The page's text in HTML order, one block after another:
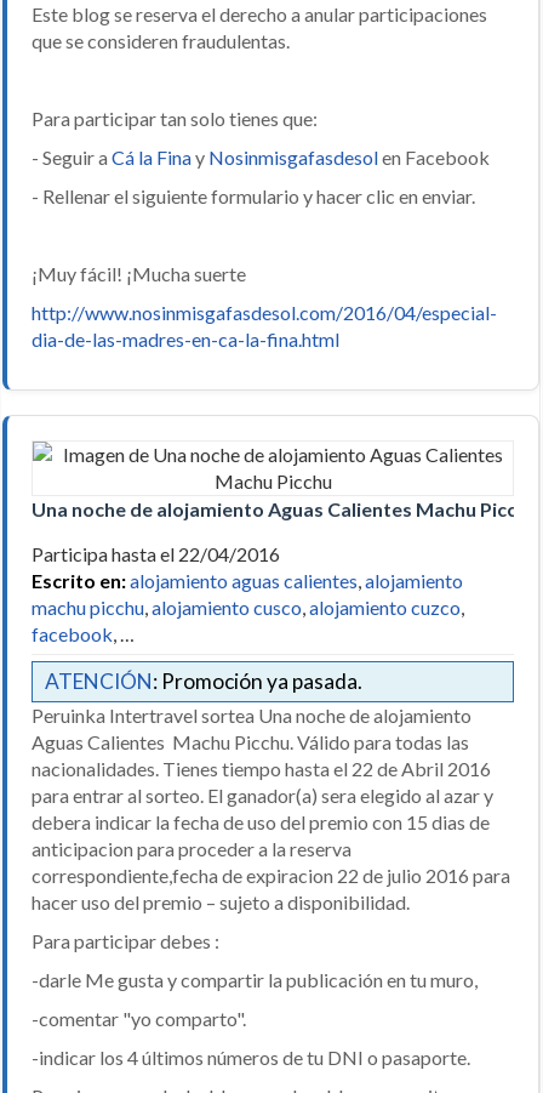
Este blog se reserva el derecho a anular participaciones
que se consideren fraudulentas.
Para participar tan solo tienes que:
- Seguir a Cá la Finay Nosinmisgafasdesolen Facebook
- Rellenar el siguiente formulario y hacer clic en enviar.
¡Muy fácil! ¡Mucha suerte
http://www.nosinmisgafasdesol.com/2016/04/especial-
dia-de-las-madres-en-ca-la-fina.html
Una noche de alojamiento Aguas Calientes Machu Picchu
Participa hasta el 22/04/2016
Escrito en:alojamiento aguas calientes alojamiento
machu picchu alojamiento cusco alojamiento cuzco
facebook
ATENCIÓN: Promoción ya pasada.
Peruinka Intertravel sortea Una noche de alojamiento
Aguas Calientes Machu Picchu. Válido para todas las
nacionalidades. Tienes tiempo hasta el 22 de Abril 2016
para entrar al sorteo. El ganador(a) sera elegido al azar y
debera indicar la fecha de uso del premio con 15 dias de
anticipacion para proceder a la reserva
correspondiente,fecha de expiracion 22 de julio 2016 para
hacer uso del premio – sujeto a disponibilidad.
Para participar debes :
-darle Me gusta y compartir la publicación en tu muro,
-comentar "yo comparto".
-indicar los 4 últimos números de tu DNI o pasaporte.